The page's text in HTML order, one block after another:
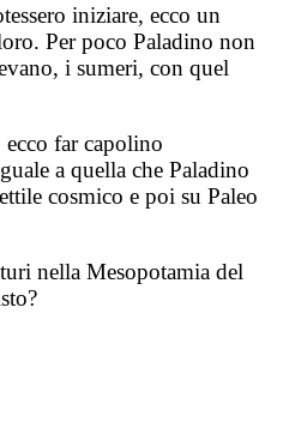
iniziare, ecco un
Per poco Paladino non
i sumeri, con quel
far capolino
a quella che Paladino
cosmico e poi su Paleo
nella Mesopotamia del